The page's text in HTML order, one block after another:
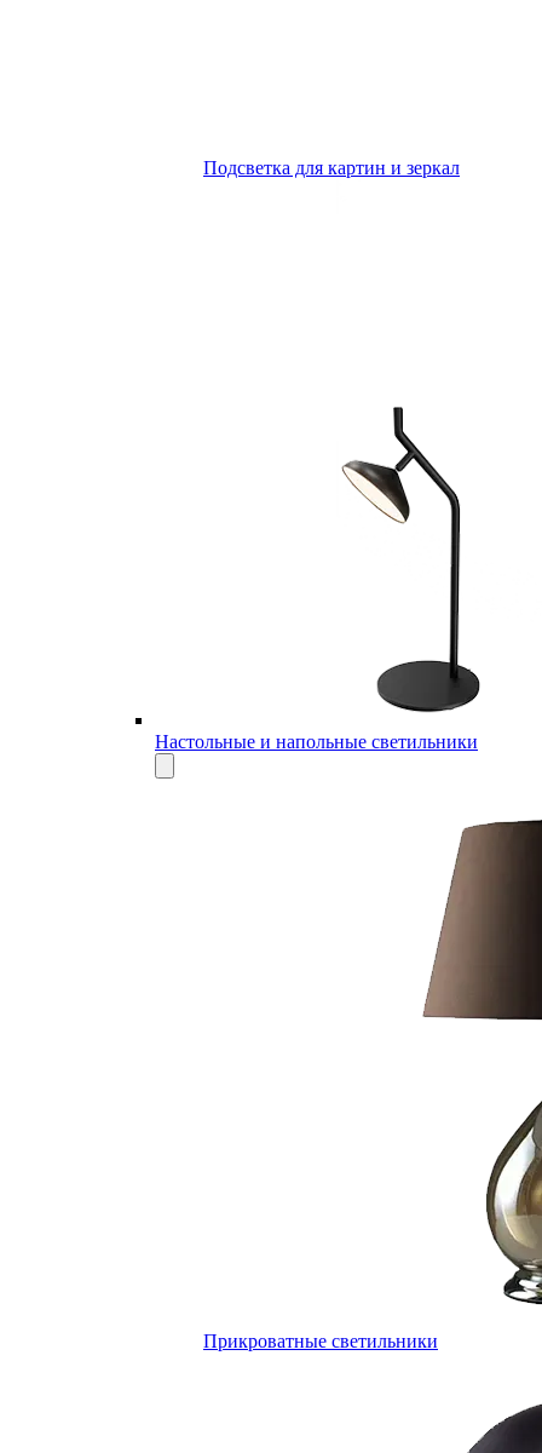
Подсветка для картин и зеркал
Настольные и напольные светильники
Прикроватные светильники